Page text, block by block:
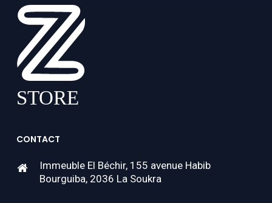
CONTACT
Immeuble El Béchir, 155 avenue Habib
Bourguiba, 2036 La Soukra